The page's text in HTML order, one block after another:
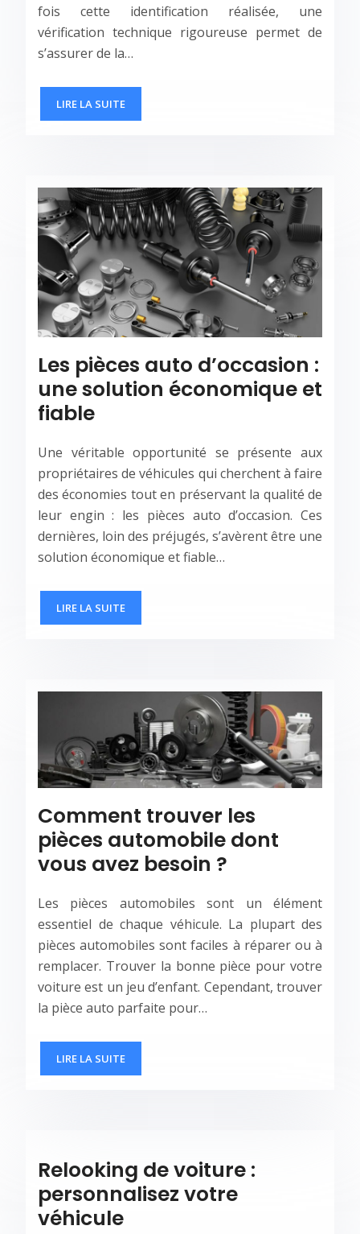
fois cette identification réalisée, une
vérification technique rigoureuse permet de
s’assurer de la…
LIRE LA SUITE
Les pièces auto d’occasion :
une solution économique et
fiable
Une véritable opportunité se présente aux
propriétaires de véhicules qui cherchent à faire
des économies tout en préservant la qualité de
leur engin : les pièces auto d’occasion. Ces
dernières, loin des préjugés, s’avèrent être une
solution économique et fiable…
LIRE LA SUITE
Comment trouver les
pièces automobile dont
vous avez besoin ?
Les pièces automobiles sont un élément
essentiel de chaque véhicule. La plupart des
pièces automobiles sont faciles à réparer ou à
remplacer. Trouver la bonne pièce pour votre
voiture est un jeu d’enfant. Cependant, trouver
la pièce auto parfaite pour…
LIRE LA SUITE
Relooking de voiture :
personnalisez votre
véhicule